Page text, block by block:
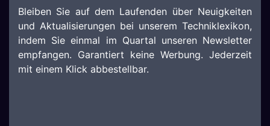
Bleiben Sie auf dem Laufenden über Neuigkeiten
und Aktualisierungen bei unserem Techniklexikon,
indem Sie einmal im Quartal unseren Newsletter
empfangen. Garantiert keine Werbung. Jederzeit
mit einem Klick abbestellbar.